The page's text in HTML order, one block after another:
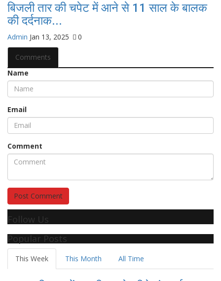
बिजली तार की चपेट में आने से 11 साल के बालक
की दर्दनाक...
Admin Jan 13, 2025 0
Comments
Name
Email
Comment
Post Comment
Follow Us
Popular Posts
This Week This Month All Time